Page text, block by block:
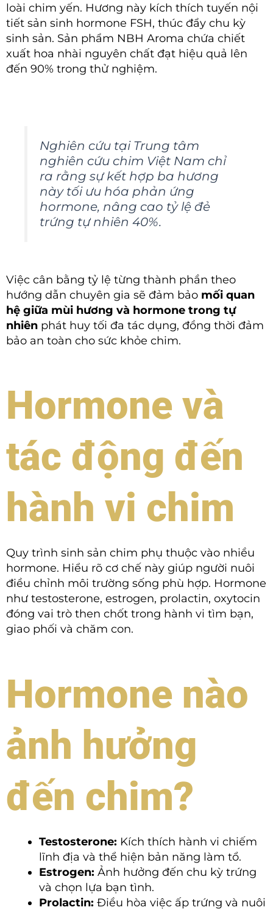
loài chim yến. Hương này kích thích tuyến nội
tiết sản sinh hormone FSH, thúc đẩy chu kỳ
sinh sản. Sản phẩm NBH Aroma chứa chiết
xuất hoa nhài nguyên chất đạt hiệu quả lên
đến 90% trong thử nghiệm.
Nghiên cứu tại Trung tâm
nghiên cứu chim Việt Nam chỉ
ra rằng sự kết hợp ba hương
này tối ưu hóa phản ứng
hormone, nâng cao tỷ lệ đẻ
trứng tự nhiên 40%.
Việc cân bằng tỷ lệ từng thành phần theo
hướng dẫn chuyên gia sẽ đảm bảo mối quan
hệ giữa mùi hương và hormone trong tự
nhiên phát huy tối đa tác dụng, đồng thời đảm
bảo an toàn cho sức khỏe chim.
Hormone và
tác động đến
hành vi chim
Quy trình sinh sản chim phụ thuộc vào nhiều
hormone. Hiểu rõ cơ chế này giúp người nuôi
điều chỉnh môi trường sống phù hợp. Hormone
như testosterone, estrogen, prolactin, oxytocin
đóng vai trò then chốt trong hành vi tìm bạn,
giao phối và chăm con.
Hormone nào
ảnh hưởng
đến chim?
Testosterone: Kích thích hành vi chiếm
lĩnh địa và thể hiện bản năng làm tổ.
Estrogen: Ảnh hưởng đến chu kỳ trứng
và chọn lựa bạn tình.
Prolactin: Điều hòa việc ấp trứng và nuôi